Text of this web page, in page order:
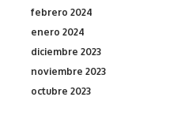
febrero 2024
enero 2024
diciembre 2023
noviembre 2023
octubre 2023